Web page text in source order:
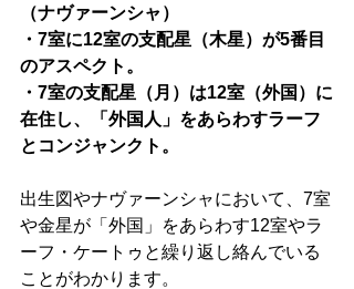
（ナヴァーンシャ）
・7室に12室の支配星（木星）が5番目
のアスペクト。
・7室の支配星（月）は12室（外国）に
在住し、「外国人」をあらわすラーフ
とコンジャンクト。
出生図やナヴァーンシャにおいて、7室
や金星が「外国」をあらわす12室やラ
ーフ・ケートゥと繰り返し絡んでいる
ことがわかります。